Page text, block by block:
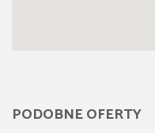
PODOBNE OFERTY